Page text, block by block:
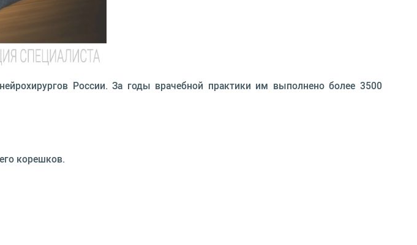
России. За годы врачебной практики им выполнено более 3500
корешков.